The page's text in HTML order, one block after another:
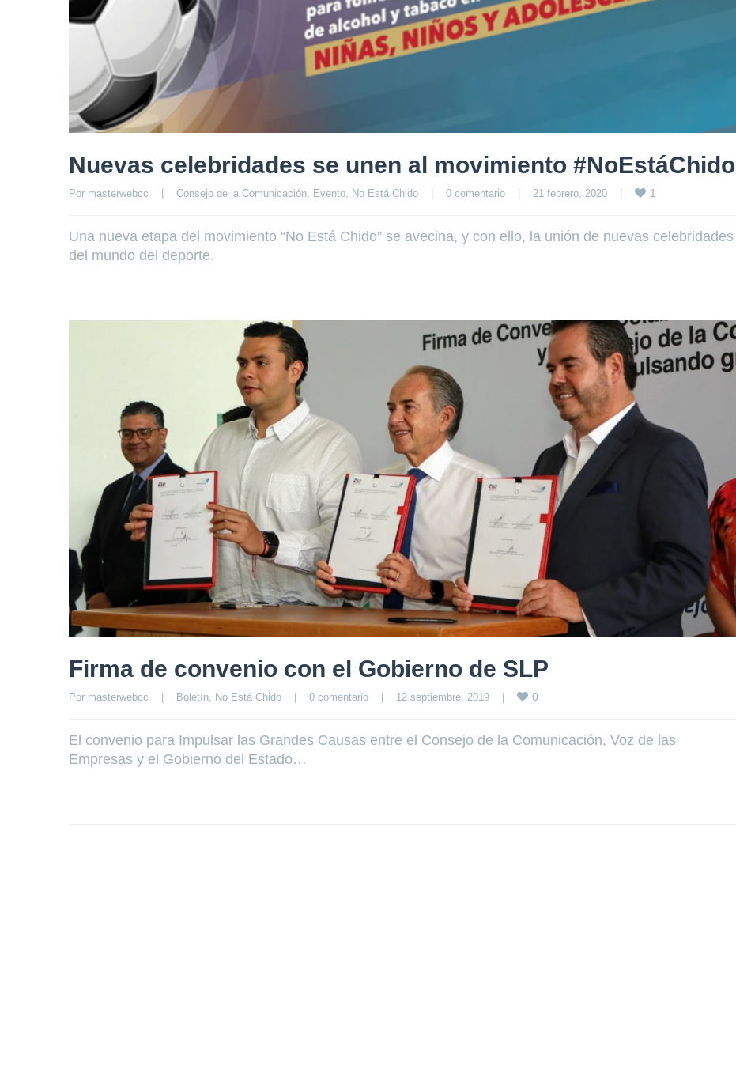
Nuevas celebridades se unen al movimiento #NoEstáChido
Por masterwebcc Consejo de la Comunicación, Evento, No Está Chido 0 comentario 21 febrero, 2020 1
Una nueva etapa del movimiento “No Está Chido” se avecina, y con ello, la unión de nuevas celebridades
del mundo del deporte.
Firma de convenio con el Gobierno de SLP
Por masterwebcc Boletín, No Está Chido 0 comentario 12 septiembre, 2019 0
El convenio para Impulsar las Grandes Causas entre el Consejo de la Comunicación, Voz de las
Empresas y el Gobierno del Estado…